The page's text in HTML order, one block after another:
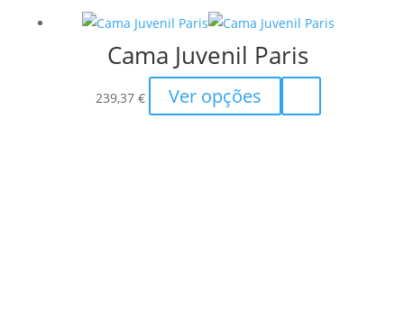
multiple
variants.
The
may
Cama Juvenil Paris
239,37 € Ver opções
product